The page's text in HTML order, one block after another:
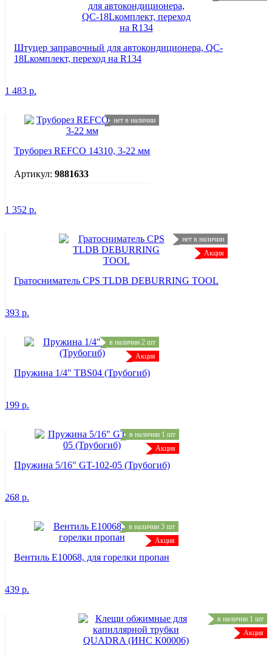
Штуцер заправочный для автокондиционера, QC-
18Lкомплект, переход на R134
1 483 р.
нет в наличии
Труборез REFCO 14310, 3-22 мм
Артикул: 9881633
1 352 р.
нет в наличии
Акция
Гратосниматель CPS TLDB DEBURRING TOOL
393 р.
в наличии 2 шт
Акция
Пружина 1/4" TBS04 (Трубогиб)
199 р.
в наличии 1 шт
Акция
Пружина 5/16" GT-102-05 (Трубогиб)
268 р.
в наличии 3 шт
Акция
Вентиль Е10068, для горелки пропан
439 р.
в наличии 1 шт
Акция